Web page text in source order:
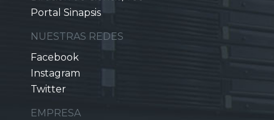
Portal Sinapsis
NUESTRAS REDES
Facebook
Instagram
Twitter
EMPRESA